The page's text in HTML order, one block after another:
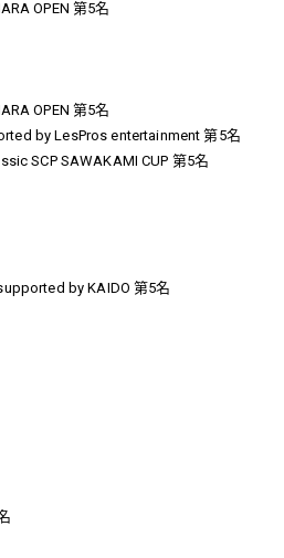
OPEN 第5名
OPEN 第5名
by LesPros entertainment 第5名
SCP SAWAKAMI CUP 第5名
by KAIDO 第5名